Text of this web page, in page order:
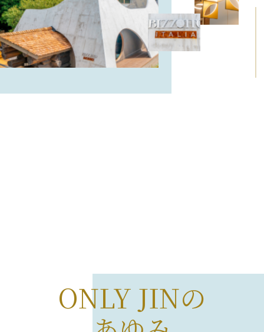
ONLY JINの